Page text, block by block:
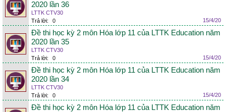
2020 lần 36
LTTK CTV30
Trả lời:
0 15/4/20
Đề thi học kỳ 2 môn Hóa lớp 11 của LTTK Education năm
2020 lần 35
LTTK CTV30
Trả lời:
0 15/4/20
Đề thi học kỳ 2 môn Hóa lớp 11 của LTTK Education năm
2020 lần 34
LTTK CTV30
Trả lời:
0 15/4/20
Đề thi học kỳ 2 môn Hóa lớp 11 của LTTK Education năm